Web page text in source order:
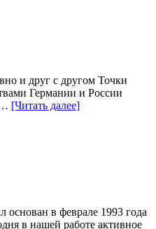
и друг с другом Точки
Германии и России
… [Читать далее]
в феврале 1993 года
в нашей работе активное